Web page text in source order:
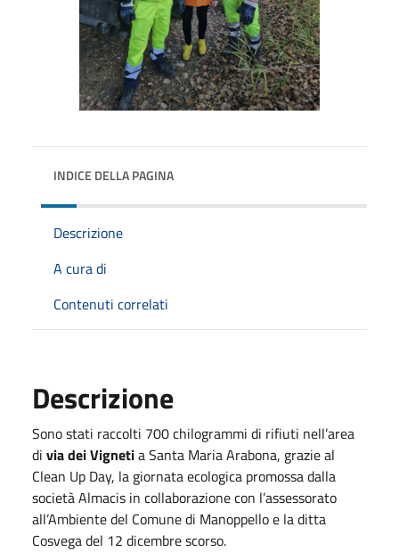
INDICE DELLA PAGINA
Descrizione
A cura di
Contenuti correlati
Descrizione
Sono stati raccolti 700 chilogrammi di rifiuti nell’area
di via dei Vignetia Santa Maria Arabona, grazie al
Clean Up Day, la giornata ecologica promossa dalla
società Almacis in collaborazione con l’assessorato
all’Ambiente del Comune di Manoppello e la ditta
Cosvega del 12 dicembre scorso.